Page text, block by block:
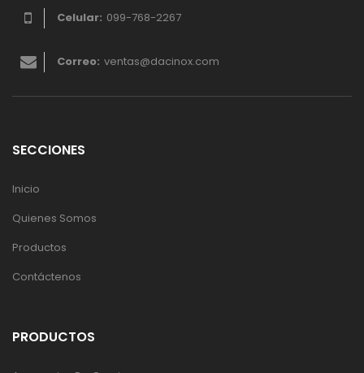
Celular: 099-768-2267
Correo: ventas@dacinox.com
SECCIONES
Inicio
Quienes Somos
Productos
Contáctenos
PRODUCTOS